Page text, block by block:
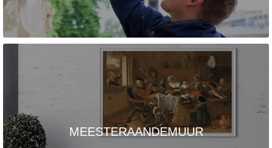
MEESTERAANDEMUUR